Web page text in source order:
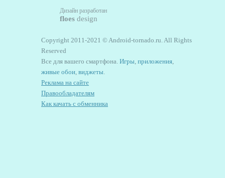
Дизайн разработан
floes design
Copyright 2011-2021 © Android-tornado.ru. All Rights
Reserved
Все для вашего смартфона. Игры, приложения,
живые обои, виджеты.
Реклама на сайте
Правообладателям
Как качать с обменника